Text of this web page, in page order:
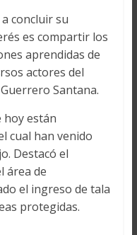
concluir su
es compartir los
aprendidas de
actores del
Santana.
hoy están
cual han venido
Destacó el
área de
el ingreso de tala
protegidas.